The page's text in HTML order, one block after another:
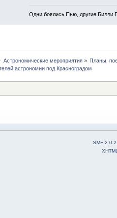
Одни боялись Пью, другие Билли
Астрономические мероприятия» Планы,
астрономии под Красноградом
SMF 2.0.2